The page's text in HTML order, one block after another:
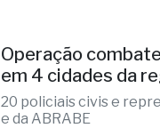
Operação
em 4 cidades da
20 policiais civis e
e da ABRABE